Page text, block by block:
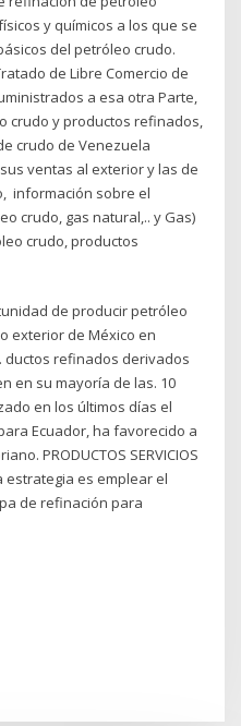
y químicos a los que se
del petróleo crudo.
de Libre Comercio de
a esa otra Parte,
crudo y productos refinados,
crudo de Venezuela
ventas al exterior y las de
información sobre el
crudo, gas natural,.. y Gas)
crudo, productos
de producir petróleo
exterior de México en
refinados derivados
en su mayoría de las. 10
en los últimos días el
Ecuador, ha favorecido a
PRODUCTOS SERVICIOS
estrategia es emplear el
de refinación para